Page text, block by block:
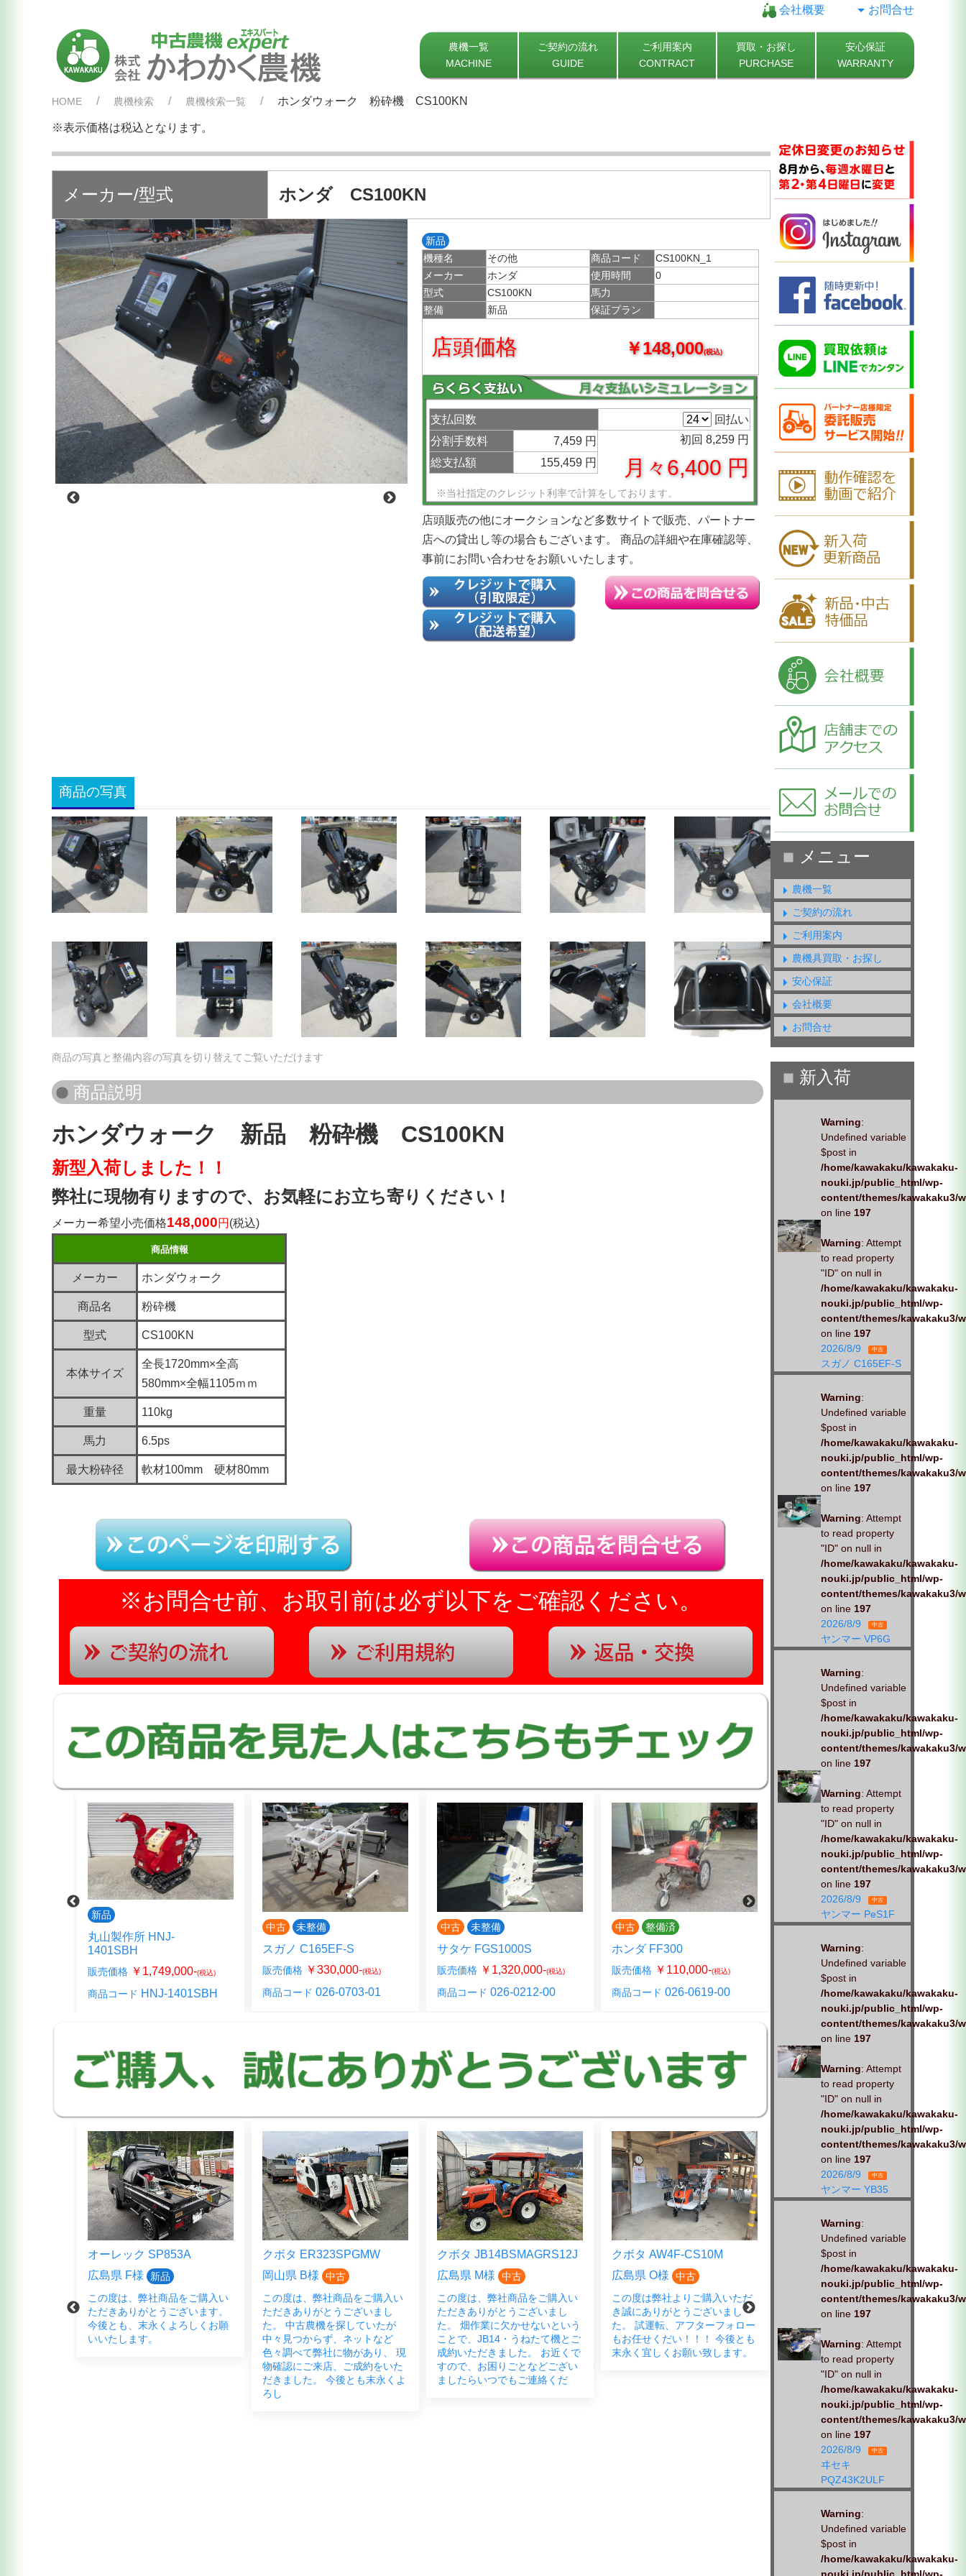
会社概要 お問合せ
農機一覧
MACHINE
ご契約の流れ
GUIDE
ご利用案内
CONTRACT
買取・お探し
PURCHASE
安心保証
WARRANTY
HOME 農機検索 農機検索一覧 ホンダウォーク 粉砕機 CS100KN
※表示価格は税込となります。
メーカー/型式 ホンダ CS100KN
新品
機種名
その他 商品コード
CS100KN_1
メーカー
ホンダ 使用時間
0
型式
CS100KN
馬力
整備
新品 保証プラン
店頭価格 ￥148,000(税込)
支払回数
回払い
分割手数料
7,459 円
総支払額
155,459 円
初回 8,259 円
月々6,400 円
※当社指定のクレジット利率で計算をしております。
店頭販売の他にオークションなど多数サイトで販売、パートナー
店への貸出し等の場合もございます。 商品の詳細や在庫確認等、
事前にお問い合わせをお願いいたします。
商品の写真
商品の写真と整備内容の写真を切り替えてご覧いただけます
ホンダウォーク 新品 粉砕機 CS100KN
新型入荷しました！！
弊社に現物有りますので、お気軽にお立ち寄りください！
メーカー希望小売価格148,000円 (税込)
商品情報
メーカー ホンダウォーク
商品名 粉砕機
型式 CS100KN
本体サイズ
全長1720mm×全高
580mm×全幅1105ｍｍ
重量 110kg
馬力 6.5ps
最大粉砕径 軟材100mm 硬材80mm
※お問合せ前、お取引前は必ず以下をご確認ください。
新品
丸山製作所 HNJ-
1401SBH
販売価格 ￥1,749,000-(税込)
商品コード HNJ-1401SBH
中古 未整備
スガノ C165EF-S
販売価格 ￥330,000-(税込)
商品コード 026-0703-01
中古 未整備
サタケ FGS1000S
販売価格 ￥1,320,000-(税込)
商品コード 026-0212-00
中古 整備済
ホンダ FF300
販売価格 ￥110,000-(税込)
商品コード 026-0619-00
中古 未整備
タカキタ SC200
販売価格 ￥440,000-
商品コード026-0516-01
オーレック SP853A
広島県 F様
新品
この度は、弊社商品をご購入い
ただきありがとうございます。
今後とも、末永くよろしくお願
いいたします。
クボタ ER323SPGMW
岡山県 B様
中古
この度は、弊社商品をご購入い
ただきありがとうございまし
た。 中古農機を探していたが
中々見つからず、ネットなど
色々調べて弊社に物があり、 現
物確認にご来店、ご成約をいた
だきました。 今後とも末永くよ
ろし
クボタ JB14BSMAGRS12J
広島県 M様
中古
この度は、弊社商品をご購入い
ただきありがとうございまし
た。 畑作業に欠かせないという
ことで、JB14・うねたて機とご
成約いただきました。 お近くで
すので、お困りごとなどござい
ましたらいつでもご連絡くだ
クボタ AW4F-CS10M
広島県 O様
中古
この度は弊社よりご購入いただ
き誠にありがとうございまし
た。 試運転、アフターフォロー
もお任せくだい！！！ 今後とも
末永く宜しくお願い致します。
クボタ EP4DF-CS
広島県 S様
この度は、弊社商品をご購入い
ただきありがとうございまし
れ、ご成約いただきました。
「試運転もお願いします」とお
声がけいただきました。 しっか
りと、対応させていただきま
農機一覧
ご契約の流れ
ご利用案内
農機具買取・お探し
安心保証
会社概要
お問合せ
Warning:
Undefined variable
$post in
/home/kawakaku/kawakaku-
nouki.jp/public_html/wp-
content/themes/kawakaku3/
on line 197
Warning: Attempt
to read property
"ID" on null in
/home/kawakaku/kawakaku-
nouki.jp/public_html/wp-
content/themes/kawakaku3/
on line 197
2026/8/9
中古
スガノ C165EF-S
Warning:
Undefined variable
$post in
/home/kawakaku/kawakaku-
nouki.jp/public_html/wp-
content/themes/kawakaku3/
on line 197
Warning: Attempt
to read property
"ID" on null in
/home/kawakaku/kawakaku-
nouki.jp/public_html/wp-
content/themes/kawakaku3/
on line 197
2026/8/9
中古
ヤンマー VP6G
Warning:
Undefined variable
$post in
/home/kawakaku/kawakaku-
nouki.jp/public_html/wp-
content/themes/kawakaku3/
on line 197
Warning: Attempt
to read property
"ID" on null in
/home/kawakaku/kawakaku-
nouki.jp/public_html/wp-
content/themes/kawakaku3/
on line 197
2026/8/9
中古
ヤンマー PeS1F
Warning:
Undefined variable
$post in
/home/kawakaku/kawakaku-
nouki.jp/public_html/wp-
content/themes/kawakaku3/
on line 197
Warning: Attempt
to read property
"ID" on null in
/home/kawakaku/kawakaku-
nouki.jp/public_html/wp-
content/themes/kawakaku3/
on line 197
2026/8/9
中古
ヤンマー YB35
Warning:
Undefined variable
$post in
/home/kawakaku/kawakaku-
nouki.jp/public_html/wp-
content/themes/kawakaku3/
on line 197
Warning: Attempt
to read property
"ID" on null in
/home/kawakaku/kawakaku-
nouki.jp/public_html/wp-
content/themes/kawakaku3/
on line 197
2026/8/9
中古
ヰセキ
PQZ43K2ULF
Warning:
Undefined variable
$post in
/home/kawakaku/kawakaku-